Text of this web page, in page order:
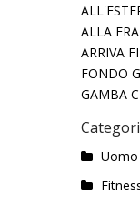
ALLA
ARRIVA
FONDO
GAMBA
Uomo